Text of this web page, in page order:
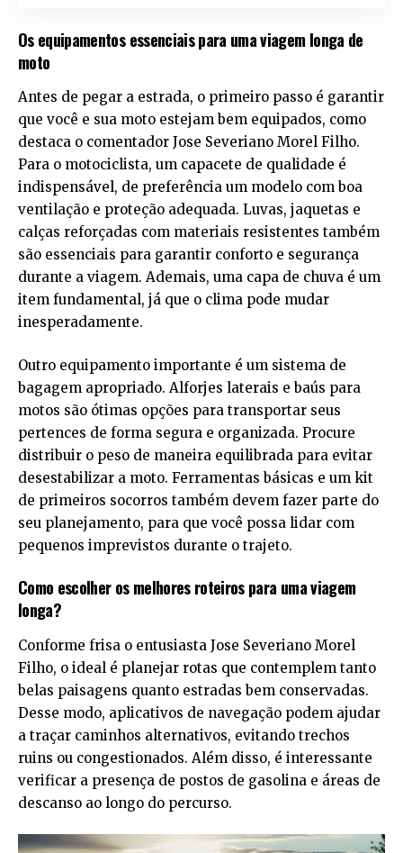
Os equipamentos essenciais para uma viagem longa de
moto
Antes de pegar a estrada, o primeiro passo é garantir
que você e sua moto estejam bem equipados, como
destaca o comentador Jose Severiano Morel Filho.
Para o motociclista, um capacete de qualidade é
indispensável, de preferência um modelo com boa
ventilação e proteção adequada. Luvas, jaquetas e
calças reforçadas com materiais resistentes também
são essenciais para garantir conforto e segurança
durante a viagem. Ademais, uma capa de chuva é um
item fundamental, já que o clima pode mudar
inesperadamente.
Outro equipamento importante é um sistema de
bagagem apropriado. Alforjes laterais e baús para
motos são ótimas opções para transportar seus
pertences de forma segura e organizada. Procure
distribuir o peso de maneira equilibrada para evitar
desestabilizar a moto. Ferramentas básicas e um kit
de primeiros socorros também devem fazer parte do
seu planejamento, para que você possa lidar com
pequenos imprevistos durante o trajeto.
Como escolher os melhores roteiros para uma viagem
longa?
Conforme frisa o entusiasta Jose Severiano Morel
Filho, o ideal é planejar rotas que contemplem tanto
belas paisagens quanto estradas bem conservadas.
Desse modo, aplicativos de navegação podem ajudar
a traçar caminhos alternativos, evitando trechos
ruins ou congestionados. Além disso, é interessante
verificar a presença de postos de gasolina e áreas de
descanso ao longo do percurso.